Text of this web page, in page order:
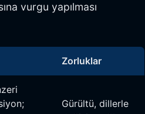
vurgu yapılması
Zorluklar
Gürültü, dillerle